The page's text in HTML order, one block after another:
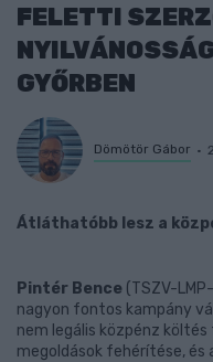
FELETTI
GYŐRBEN
Dömötör Gábor
Átláthatóbb lesz a
Pintér Bence (TSZV-
nagyon fontos kampány
nem legális közpénz
megoldások fehérítése, és